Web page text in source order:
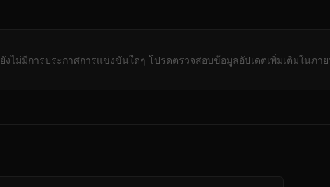
ยังไม่มีการประกาศการแข่งขันใดๆ โปรดตรวจสอบข้อมูลอัปเดตเพิ่มเติมในภา